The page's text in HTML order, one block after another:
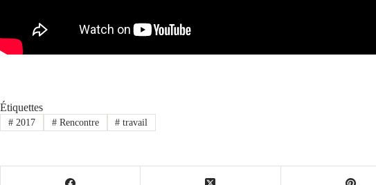
Étiquettes
#2017 #Rencontre # travail